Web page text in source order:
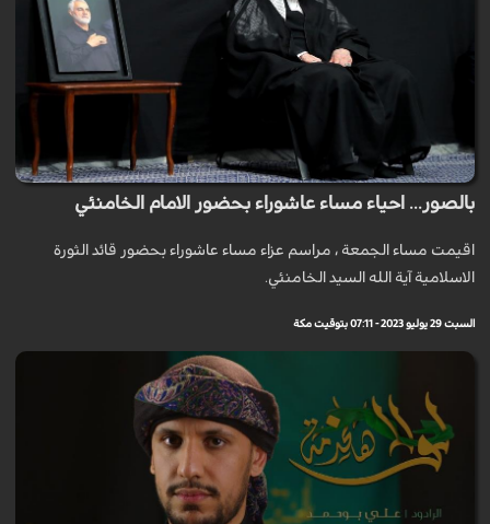
بالصور... احياء مساء عاشوراء بحضور الامام الخامنئي
اقيمت مساء الجمعة ، مراسم عزاء مساء عاشوراء بحضور قائد الثورة
الاسلامية آية الله السيد الخامنئي.
السبت 29 يوليو 2023 - 07:11 بتوقيت مكة